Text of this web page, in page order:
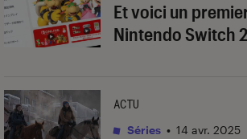
Et voici un
Nintendo Switch 2
ACTU
Séries • 14 avr. 2025